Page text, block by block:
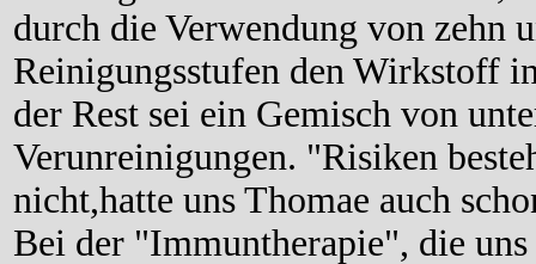
durch die Verwendung von zehn
Reinigungsstufen den Wirkstoff
der Rest sei ein Gemisch von
Verunreinigungen. "Risiken
nicht,hatte uns Thomae auch
Bei der "Immuntherapie", die